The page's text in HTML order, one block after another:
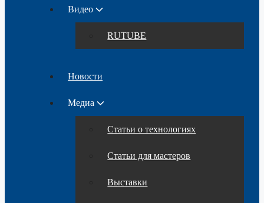
Видео
RUTUBE
Новости
Медиа
Статьи о технологиях
Статьи для мастеров
Выставки